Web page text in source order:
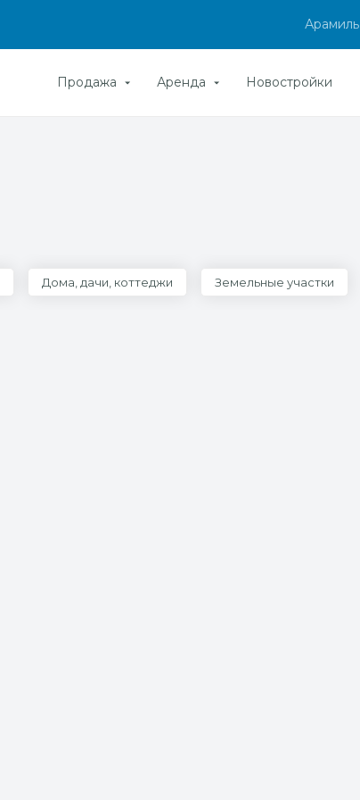
Арамиль
Продажа Аренда Новостройки
Дома, дачи, коттеджи Земельные участки